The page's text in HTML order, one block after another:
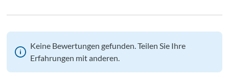
Keine Bewertungen gefunden. Teilen Sie Ihre
Erfahrungen mit anderen.